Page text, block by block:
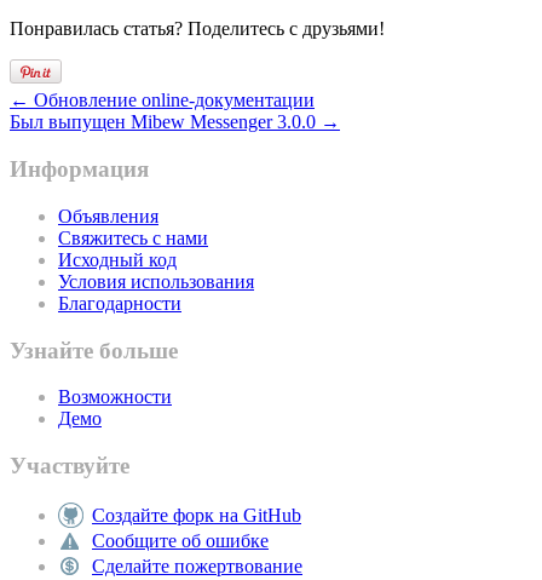
Понравилась статья? Поделитесь с друзьями!
← Обновление online-документации
Был выпущен Mibew Messenger 3.0.0 →
Информация
Объявления
Свяжитесь с нами
Исходный код
Условия использования
Благодарности
Узнайте больше
Возможности
Демо
Участвуйте
Создайте форк на GitHub
Сообщите об ошибке
Сделайте пожертвование